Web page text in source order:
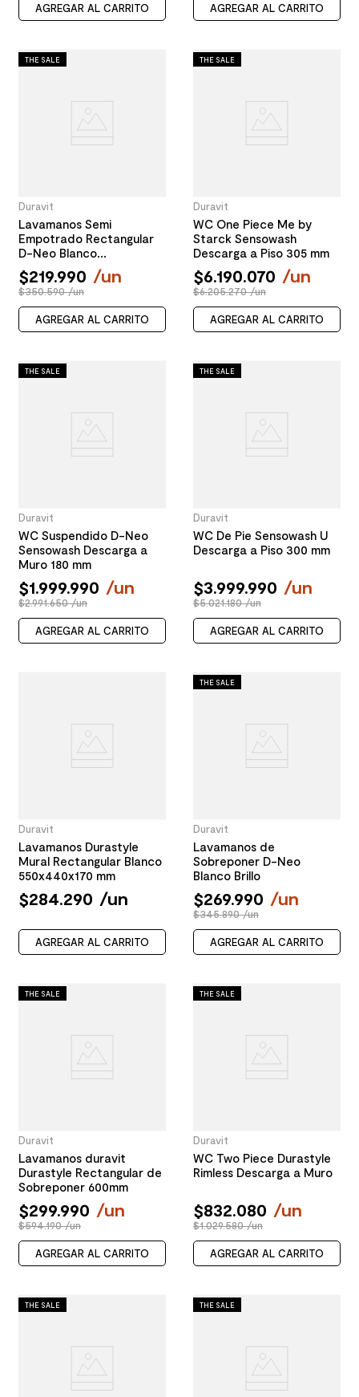
AGREGAR AL CARRITO AGREGAR AL CARRITO
THE SALE
Duravit
Lavamanos Semi
Empotrado Rectangular
D-Neo Blanco
440x600x145 mm
$219.990 /un
$350.590 /un
AGREGAR AL CARRITO
THE SALE
Duravit
WC One Piece Me by
Starck Sensowash
Descarga a Piso 305 mm
$6.190.070 /un
$6.205.270 /un
AGREGAR AL CARRITO
THE SALE
Duravit
WC Suspendido D-Neo
Sensowash Descarga a
Muro 180 mm
$1.999.990 /un
$2.991.650 /un
AGREGAR AL CARRITO
THE SALE
Duravit
WC De Pie Sensowash U
Descarga a Piso 300 mm
$3.999.990 /un
$5.021.180 /un
AGREGAR AL CARRITO
Duravit
Lavamanos Durastyle
Mural Rectangular Blanco
550x440x170 mm
$284.290 /un
AGREGAR AL CARRITO
THE SALE
Duravit
Lavamanos de
Sobreponer D-Neo
Blanco Brillo
$269.990 /un
$345.890 /un
AGREGAR AL CARRITO
THE SALE
Duravit
Lavamanos duravit
Durastyle Rectangular de
Sobreponer 600mm
$299.990 /un
$594.190 /un
AGREGAR AL CARRITO
THE SALE
Duravit
WC Two Piece Durastyle
Rimless Descarga a Muro
$832.080 /un
$1.029.580 /un
AGREGAR AL CARRITO
THE SALE THE SALE